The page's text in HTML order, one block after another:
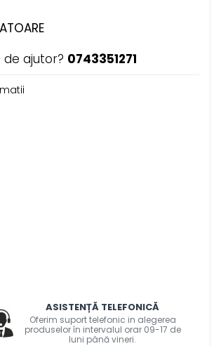
de ajutor? 0743351271
ASISTENȚĂ TELEFONICĂ
Oferim suport telefonic in alegerea
produselor în intervalul orar 09-17 de
luni până vineri.